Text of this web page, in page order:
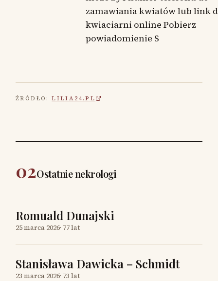
zamawiania kwiatów lub link
kwiaciarni online Pobierz
powiadomienie S
ŹRÓDŁO: LILIA24.PL
02Ostatnie nekrologi
Romuald Dunajski
25 marca 2026· 77 lat
Stanisława Dawicka – Schmidt
23 marca 2026· 73 lat